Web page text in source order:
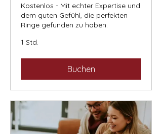
Kostenlos - Mit echter Expertise und
dem guten Gefühl, die perfekten
Ringe gefunden zu haben.
1 Std.
Buchen